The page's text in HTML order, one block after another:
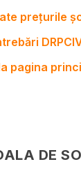
prețurile
pagina
DE